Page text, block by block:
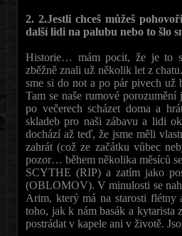
2. 2.Jestli chceš můžeš
další lidi na palubu nebo to šlo
Historie… mám pocit, že je to
zběžně znali už několik let z
sme si do not a po pár pivech už
Tam se naše rumové
po večerech scházet doma a
skladeb pro naši zábavu a lidi
dochází až teď, že jsme měli
zahrát (což ze začátku vůbec
pozor… během několika měsíců
SCYTHE (RIP) a zatím jako
(OBLOMOV). V minulosti se
Arim, který má na starosti flétny
toho, jak k nám basák a
postrádat v kapele ani v životě.